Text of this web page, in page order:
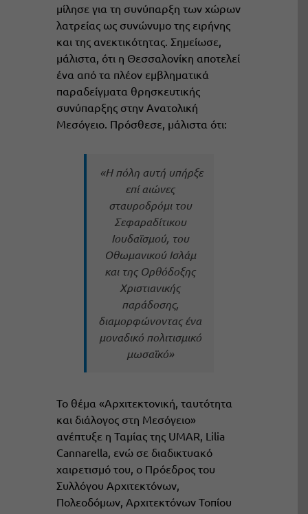
μίλησε για τη συνύπαρξη των χώρων
λατρείας ως συνώνυμο της ειρήνης
και της ανεκτικότητας. Σημείωσε,
μάλιστα, ότι η Θεσσαλονίκη αποτελεί
ένα από τα πλέον εμβληματικά
παραδείγματα θρησκευτικής
συνύπαρξης στην Ανατολική
Μεσόγειο. Πρόσθεσε, μάλιστα ότι:
«Η πόλη αυτή υπήρξε
επί αιώνες
σταυροδρόμι του
Σεφαραδίτικου
Ιουδαϊσμού, του
Οθωμανικού Ισλάμ
και της Ορθόδοξης
Χριστιανικής
παράδοσης,
διαμορφώνοντας ένα
μοναδικό πολιτισμικό
μωσαϊκό»
Το θέμα «Αρχιτεκτονική, ταυτότητα
και διάλογος στη Μεσόγειο»
ανέπτυξε η Ταμίας της UMAR, Lilia
Cannarella, ενώ σε διαδικτυακό
χαιρετισμό του, ο Πρόεδρος του
Συλλόγου Αρχιτεκτόνων,
Πολεοδόμων, Αρχιτεκτόνων Τοπίου